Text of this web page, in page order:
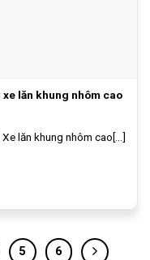
xe lăn khung nhôm cao
lăn khung nhôm cao[...]
5 6